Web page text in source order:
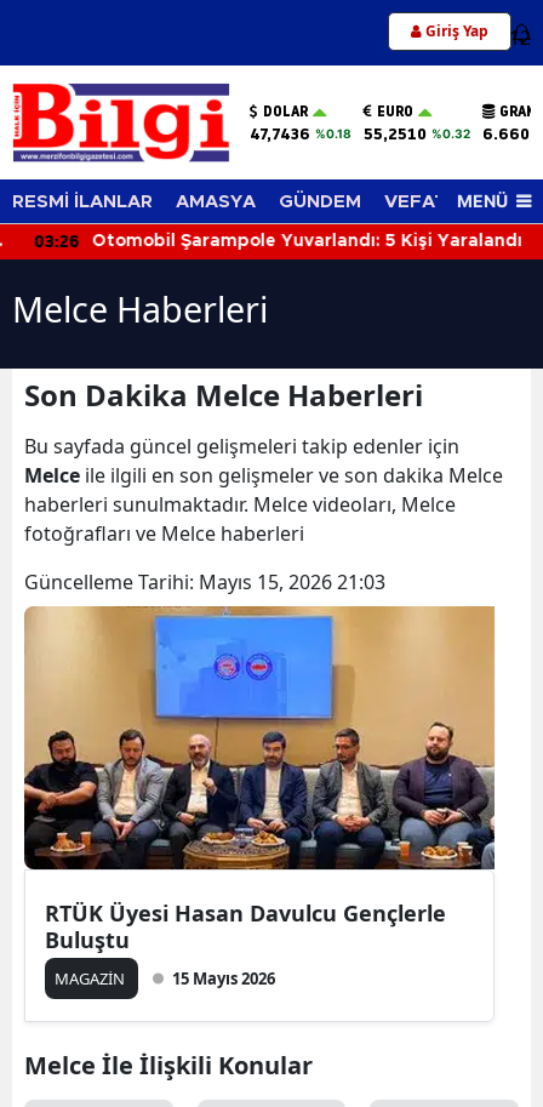
Giriş Yap 12
DOLAR
47,7436 %0.18
EURO
55,2510 %0.32
RESMİ İLANLAR AMASYA GÜNDEM VEFAT EDENLER
MENÜ
03:26 Otomobil Şarampole Yuvarlandı: 5 Kişi Yaralandı
Melce Haberleri
Son Dakika Melce Haberleri
Bu sayfada güncel gelişmeleri takip edenler için
Melce ile ilgili en son gelişmeler ve son dakika Melce
haberleri sunulmaktadır. Melce videoları, Melce
fotoğrafları ve Melce haberleri
Güncelleme Tarihi: Mayıs 15, 2026 21:03
RTÜK Üyesi Hasan Davulcu Gençlerle
Buluştu
MAGAZİN 15 Mayıs 2026
Melce İle İlişkili Konular